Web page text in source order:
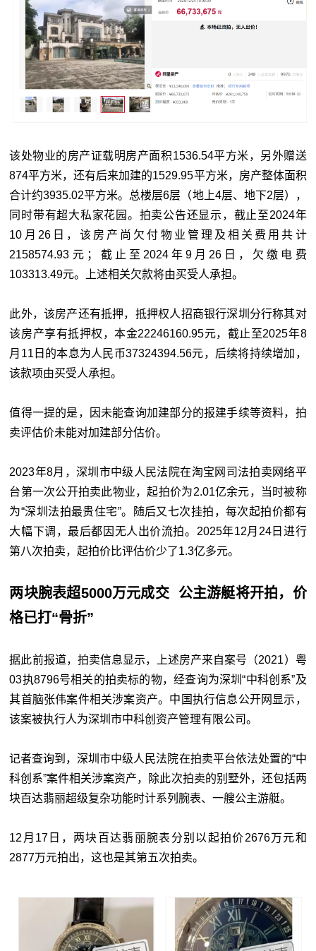
该处物业的房产证载明房产面积1536.54平方米，另外赠送
874平方米，还有后来加建的1529.95平方米，房产整体面积
合计约3935.02平方米。总楼层6层（地上4层、地下2层），
同时带有超大私家花园。拍卖公告还显示，截止至2024年
10月26日，该房产尚欠付物业管理及相关费用共计
2158574.93元；截止至2024年9月26日，欠缴电费
103313.49元。上述相关欠款将由买受人承担。
此外，该房产还有抵押，抵押权人招商银行深圳分行称其对
该房产享有抵押权，本金22246160.95元，截止至2025年8
月11日的本息为人民币37324394.56元，后续将持续增加，
该款项由买受人承担。
值得一提的是，因未能查询加建部分的报建手续等资料，拍
卖评估价未能对加建部分估价。
2023年8月，深圳市中级人民法院在淘宝网司法拍卖网络平
台第一次公开拍卖此物业，起拍价为2.01亿余元，当时被称
为“深圳法拍最贵住宅”。随后又七次挂拍，每次起拍价都有
大幅下调，最后都因无人出价流拍。2025年12月24日进行
第八次拍卖，起拍价比评估价少了1.3亿多元。
两块腕表超5000万元成交 公主游艇将开拍，价
格已打“骨折”
据此前报道，拍卖信息显示，上述房产来自案号（2021）粤
03执8796号相关的拍卖标的物，经查询为深圳“中科创系”及
其首脑张伟案件相关涉案资产。中国执行信息公开网显示，
该案被执行人为深圳市中科创资产管理有限公司。
记者查询到，深圳市中级人民法院在拍卖平台依法处置的“中
科创系”案件相关涉案资产，除此次拍卖的别墅外，还包括两
块百达翡丽超级复杂功能时计系列腕表、一艘公主游艇。
12月17日，两块百达翡丽腕表分别以起拍价2676万元和
2877万元拍出，这也是其第五次拍卖。